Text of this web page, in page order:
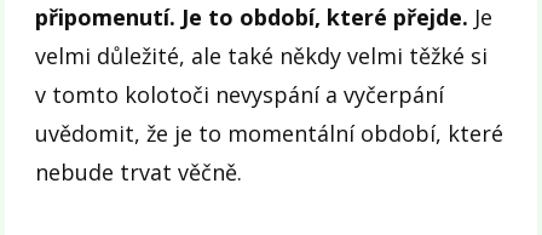
připomenutí. Je to období, které přejde. Je
velmi důležité, ale také někdy velmi těžké si
v tomto kolotoči nevyspání a vyčerpání
uvědomit, že je to momentální období, které
nebude trvat věčně.